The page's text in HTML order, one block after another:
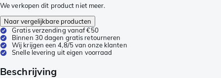
We verkopen dit product niet meer.
Naar vergelijkbare producten
Gratis verzending vanaf €50
Binnen 30 dagen gratis retourneren
Wij krijgen een 4,8/5 van onze klanten
Snelle levering uit eigen voorraad
Beschrijving